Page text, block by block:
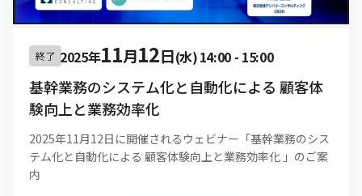
終了 2025年11月12日(水)14:00- 15:00
基幹業務のシステム化と自動化による 顧客体
験向上と業務効率化
2025年11月12日に開催されるウェビナー「基幹業務のシス
テム化と自動化による 顧客体験向上と業務効率化 」のご案
内